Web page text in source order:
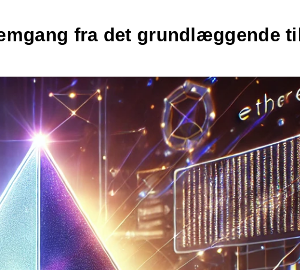
fra det grundlæggende til